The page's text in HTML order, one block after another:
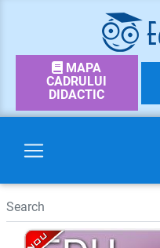
MAPA
CADRULUI
DIDACTIC